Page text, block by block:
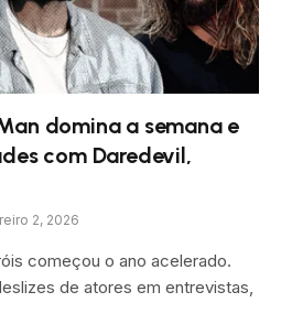
domina a semana e
com Daredevil,
2, 2026
começou o ano acelerado.
de atores em entrevistas,